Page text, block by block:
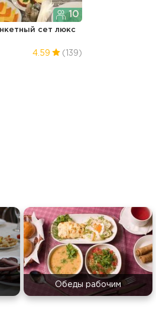
10
сет люкс
4.59 (139)
Обеды рабочим